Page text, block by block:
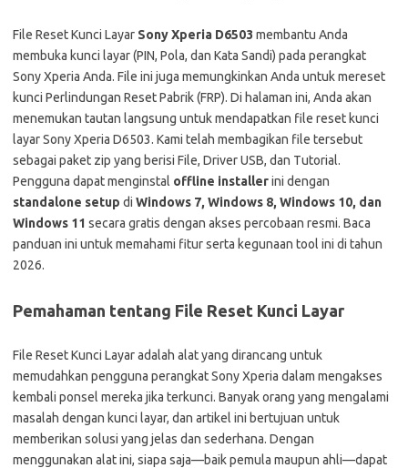
File Reset Kunci Layar Sony Xperia D6503 membantu Anda
membuka kunci layar (PIN, Pola, dan Kata Sandi) pada perangkat
Sony Xperia Anda. File ini juga memungkinkan Anda untuk mereset
kunci Perlindungan Reset Pabrik (FRP). Di halaman ini, Anda akan
menemukan tautan langsung untuk mendapatkan file reset kunci
layar Sony Xperia D6503. Kami telah membagikan file tersebut
sebagai paket zip yang berisi File, Driver USB, dan Tutorial.
Pengguna dapat menginstal offline installerini dengan
standalone setup di Windows 7, Windows 8, Windows 10, dan
Windows 11 secara gratis dengan akses percobaan resmi. Baca
panduan ini untuk memahami fitur serta kegunaan tool ini di tahun
2026.
Pemahaman tentang File Reset Kunci Layar
File Reset Kunci Layar adalah alat yang dirancang untuk
memudahkan pengguna perangkat Sony Xperia dalam mengakses
kembali ponsel mereka jika terkunci. Banyak orang yang mengalami
masalah dengan kunci layar, dan artikel ini bertujuan untuk
memberikan solusi yang jelas dan sederhana. Dengan
menggunakan alat ini, siapa saja—baik pemula maupun ahli—dapat